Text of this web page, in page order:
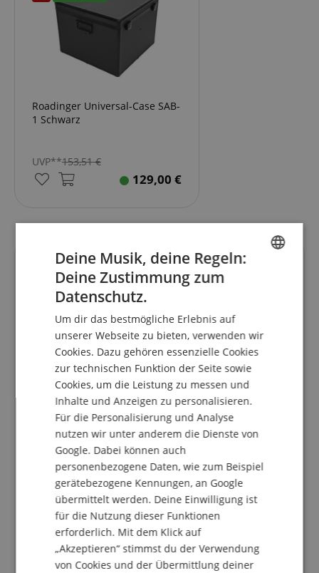
Roadinger Universal-Case SAB-
1 Schwarz
UVP**153,51€
129,00 €
Kundenbewertungen
5.0/5.0
Basierend auf 1 Bewertungen
5 Sterne
1
4 Sterne
0
3 Sterne
0
2 Sterne
0
1 Stern
Eine Überprüfung der Bewertungen hat wie folgt
stattgefunden: Nur Kunden, die in unserem
Onlineshop angemeldet sind und das Produkt
tatsächlich bei uns erworben haben, können im
Kundenkonto eine Bewertung für den Artikel
abgeben.
FRENCH
ITALIAN
SPANISH
Deine Musik, deine Regeln:
Deine Zustimmung zum
Datenschutz.
Um dir das bestmögliche Erlebnis auf
unserer Webseite zu bieten, verwenden wir
Cookies. Dazu gehören essenzielle Cookies
zur technischen Funktion der Seite sowie
Cookies, um die Leistung zu messen und
Inhalte und Anzeigen zu personalisieren.
Für die Personalisierung und Analyse
nutzen wir unter anderem die Dienste von
Google. Dabei können auch
personenbezogene Daten, wie zum Beispiel
gerätebezogene Kennungen, an Google
übermittelt werden. Deine Einwilligung ist
für die Nutzung dieser Funktionen
erforderlich. Mit dem Klick auf
„Akzeptieren“ stimmst du der Verwendung
von Cookies und der Übermittlung deiner